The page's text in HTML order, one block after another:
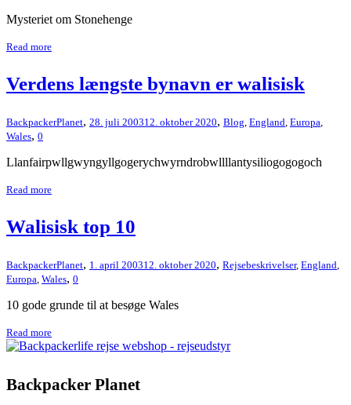
Mysteriet om Stonehenge
Read more
Verdens længste bynavn er walisisk
BackpackerPlanet, 28. juli 200312. oktober 2020, Blog England Europa
Wales, 0
Llanfairpwllgwyngyllgogerychwyrndrobwllllantysiliogogogoch
Read more
Walisisk top 10
BackpackerPlanet, 1. april 200312. oktober 2020, Rejsebeskrivelser, England
Europa Wales, 0
10 gode grunde til at besøge Wales
Read more
Backpacker Planet